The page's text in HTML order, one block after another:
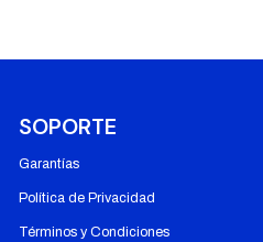
SOPORTE
Garantías
Política de Privacidad
Términos y Condiciones